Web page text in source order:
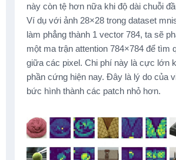
này còn tệ hơn nữa khi độ dài chuỗi
Ví dụ với ảnh 28×28 trong dataset
làm phẳng thành 1 vector 784, ta sẽ
một ma trận attention 784×784 để tìm
giữa các pixel. Chi phí này là cực lớn
phần cứng hiện nay. Đây là lý do của
bức hình thành các patch nhỏ hơn.